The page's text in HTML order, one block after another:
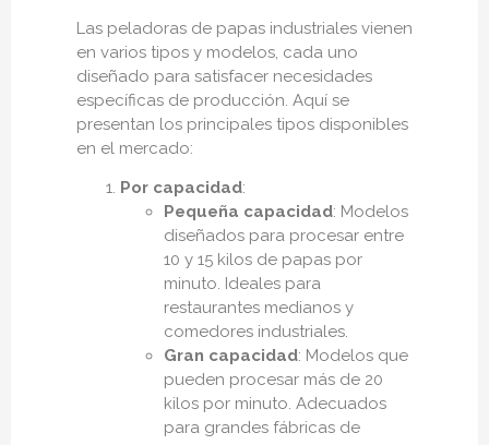
Las peladoras de papas industriales vienen
en varios tipos y modelos, cada uno
diseñado para satisfacer necesidades
específicas de producción. Aquí se
presentan los principales tipos disponibles
en el mercado:
Por capacidad:
Pequeña capacidad: Modelos
diseñados para procesar entre
10 y 15 kilos de papas por
minuto. Ideales para
restaurantes medianos y
comedores industriales.
Gran capacidad: Modelos que
pueden procesar más de 20
kilos por minuto. Adecuados
para grandes fábricas de